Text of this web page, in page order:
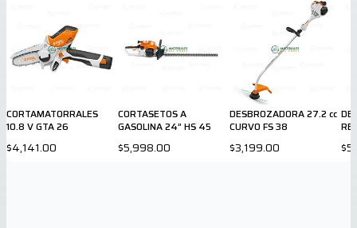
CORTAMATORRALES
10.8 V GTA 26
$4,141.00
CORTASETOS A
GASOLINA 24” HS 45
$5,998.00
DESBROZADORA 27.2 cc
CURVO FS 38
$3,199.00